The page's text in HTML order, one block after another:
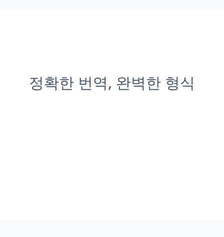
정확한 번역, 완벽한 형식